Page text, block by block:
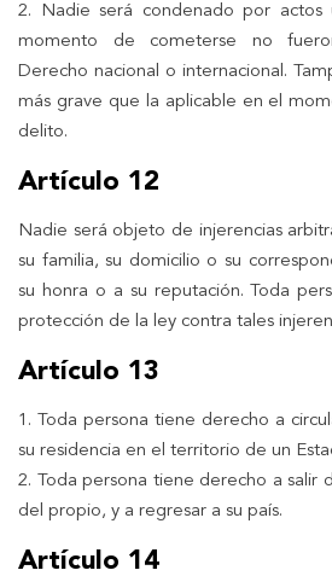
2. Nadie será condenado por actos
momento de cometerse no
Derecho nacional o internacional.
más grave que la aplicable en el
delito.
Artículo 12
Nadie será objeto de injerencias
su familia, su domicilio o su
su honra o a su reputación. Toda
protección de la ley contra tales
Artículo 13
1. Toda persona tiene derecho a
su residencia en el territorio de un
2. Toda persona tiene derecho a salir
del propio, y a regresar a su país.
Artículo 14